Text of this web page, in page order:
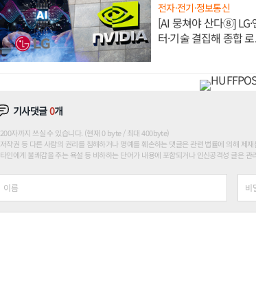
전자·전기·정보통신
[AI 뭉쳐야 산다⑧]
터·기술 결집해 종합
기사댓글0개
200자까지 쓰실 수 있습니다. (현재 0 byte / 최대 400byte)
저작권 등 다른 사람의 권리를 침해하거나 명예를 훼손하는 댓글은 관련 법률에 의해 제
타인에게 불쾌감을 주는 욕설 등 비하하는 단어가 내용에 포함되거나 인신공격성 글은 관